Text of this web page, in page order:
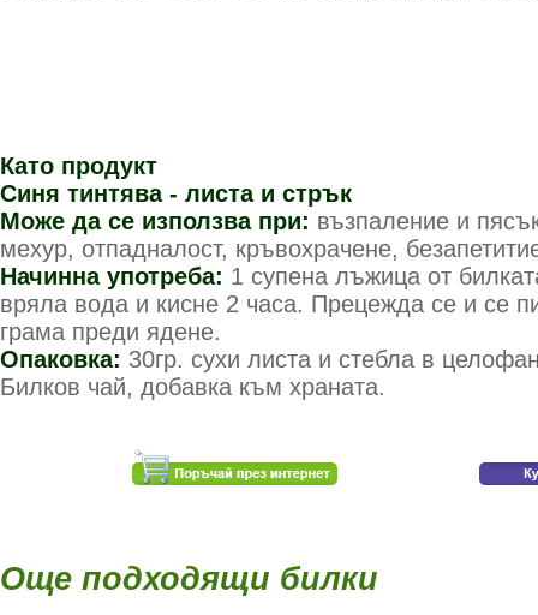
Като продукт
Синя тинтява - листа и стрък
Може да се използва при: възпаление и
мехур, отпадналост, кръвохрачене,
Начинна употреба: 1 супена лъжица от
вряла вода и кисне 2 часа. Прецежда се и се
грама преди ядене.
Опаковка: 30гр. сухи листа и стебла в
Билков чай, добавка към храната.
Още подходящи билки